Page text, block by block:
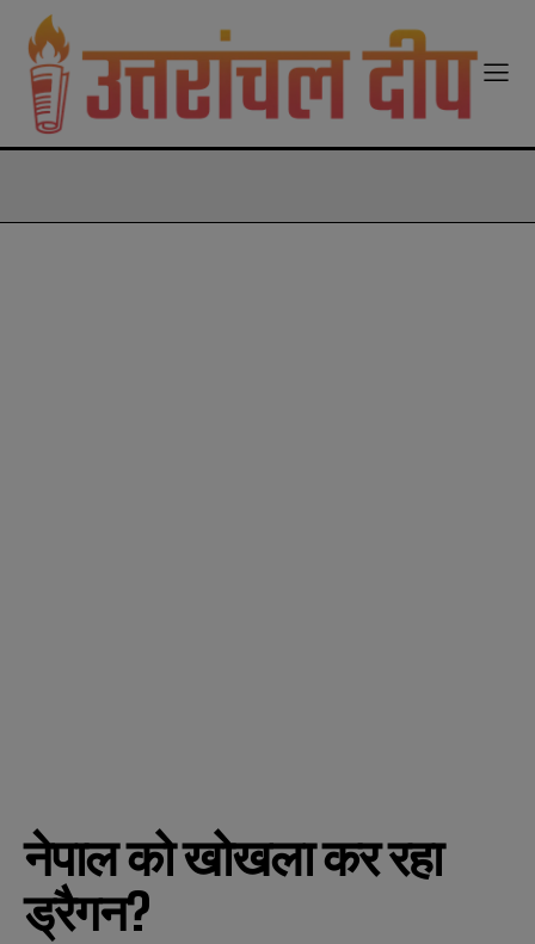
नेपाल को खोखला कर रहा
ड्रैगन?